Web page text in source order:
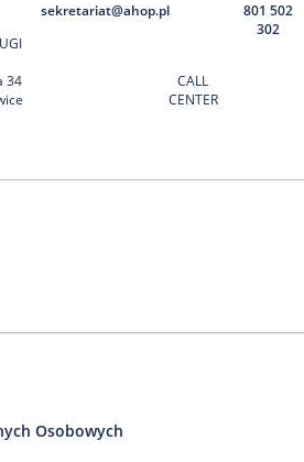
34
sekretariat@ahop.pl
CALL
CENTER
801 502
302
Osobowych